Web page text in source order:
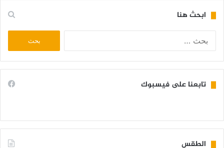
ابحث هنا
تابعنا على فيسبوك
الطقس